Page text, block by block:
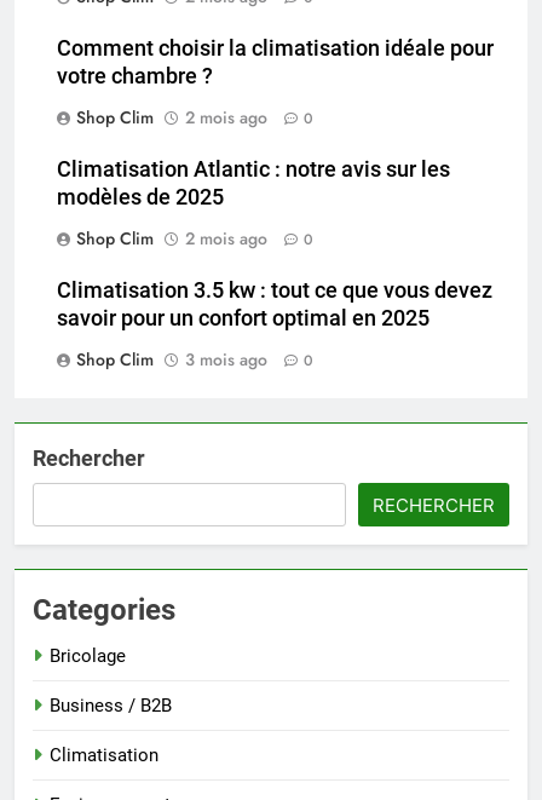
Comment choisir la climatisation idéale pour
votre chambre ?
Shop Clim
2 mois ago 0
Climatisation Atlantic : notre avis sur les
modèles de 2025
Shop Clim
2 mois ago 0
Climatisation 3.5 kw : tout ce que vous devez
savoir pour un confort optimal en 2025
Shop Clim
3 mois ago 0
Rechercher
RECHERCHER
Categories
Bricolage
Business / B2B
Climatisation